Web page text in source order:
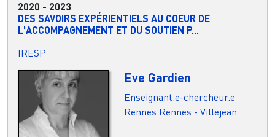
2020 - 2023
DES SAVOIRS EXPÉRIENTIELS AU COEUR DE
L'ACCOMPAGNEMENT ET DU SOUTIEN P...
IRESP
Eve Gardien
Enseignant.e-chercheur.e
Rennes Rennes - Villejean